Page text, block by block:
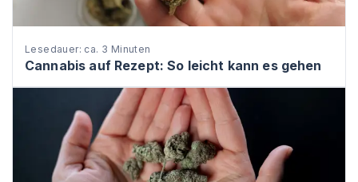
Lesedauer: ca. 3 Minuten
Cannabis auf Rezept: So leicht kann es gehen